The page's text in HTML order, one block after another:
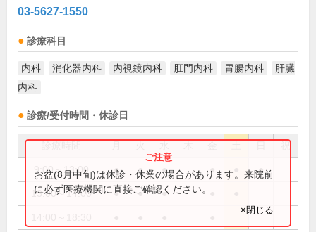
03-5627-1550
診療科目
内科 消化器内科 内視鏡内科 肛門内科 胃腸内科
肝臓
内科
診療/受付時間・休診日
祝
9:00～13:00 ● ● ● ● ●
13:00～14:00 ● ● ●
お盆(8月中旬)は休診・休業の場合があります。来院前
に必ず医療機関に直接ご確認ください。
×閉じる